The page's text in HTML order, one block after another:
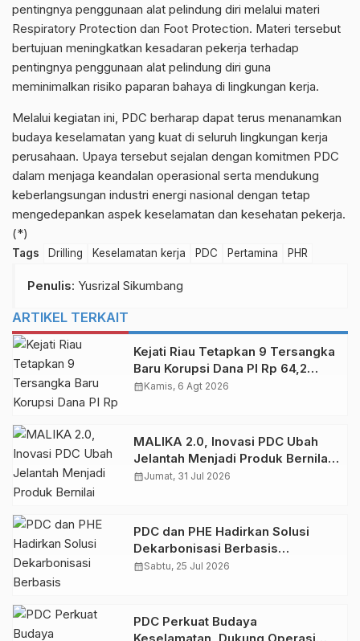
pentingnya penggunaan alat pelindung diri melalui materi
Respiratory Protection dan Foot Protection. Materi tersebut
bertujuan meningkatkan kesadaran pekerja terhadap
pentingnya penggunaan alat pelindung diri guna
meminimalkan risiko paparan bahaya di lingkungan kerja.
Melalui kegiatan ini, PDC berharap dapat terus menanamkan
budaya keselamatan yang kuat di seluruh lingkungan kerja
perusahaan. Upaya tersebut sejalan dengan komitmen PDC
dalam menjaga keandalan operasional serta mendukung
keberlangsungan industri energi nasional dengan tetap
mengedepankan aspek keselamatan dan kesehatan pekerja.
(*)
Tags Drilling Keselamatan kerja PDC Pertamina PHR
Penulis: Yusrizal Sikumbang
ARTIKEL TERKAIT
Kejati Riau Tetapkan 9 Tersangka
Baru Korupsi Dana PI Rp 64,2
Miliar, Ini Orangnya!
calendar_monthKamis, 6 Agt 2026
MALIKA 2.0, Inovasi PDC Ubah
Jelantah Menjadi Produk Bernilai
Guna
calendar_monthJumat, 31 Jul 2026
PDC dan PHE Hadirkan Solusi
Dekarbonisasi Berbasis
Microalgae bagi Industri Migas
calendar_monthSabtu, 25 Jul 2026
PDC Perkuat Budaya